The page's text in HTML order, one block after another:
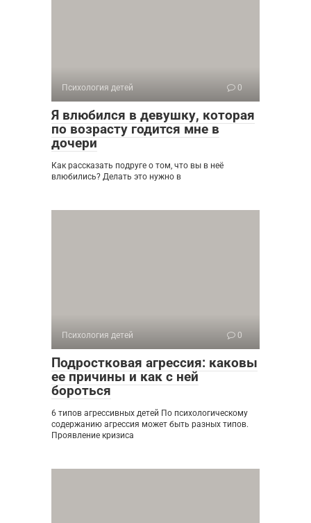
Психология детей 0
Я влюбился в девушку, которая
по возрасту годится мне в
дочери
Как рассказать подруге о том, что вы в неё
влюбились? Делать это нужно в
Психология детей 0
Подростковая агрессия: каковы
ее причины и как с ней
бороться
6 типов агрессивных детей По психологическому
содержанию агрессия может быть разных типов.
Проявление кризиса